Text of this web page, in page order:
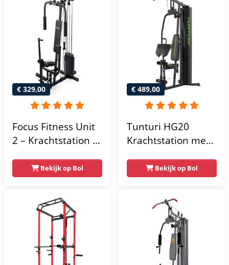
€ 329,00
Focus Fitness Unit
2 – Krachtstation –
– Lat Pulley
Bekijk op Bol
€ 489,00
Tunturi HG20
Krachtstation met
Compacte home
gym met lat pulley
krachtstation voor
thuis - Compact en
multifunctioneel -
Incl. gratis fitness
Bekijk op Bol